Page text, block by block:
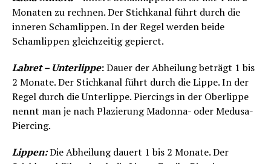
Monaten zu rechnen. Der Stichkanal führt durch die
inneren Schamlippen. In der Regel werden beide
Schamlippen gleichzeitig gepierct.
Labret – Unterlippe:Dauer der Abheilung beträgt 1 bis
2 Monate. Der Stichkanal führt durch die Lippe. In der
Regel durch die Unterlippe. Piercings in der Oberlippe
nennt man je nach Plazierung Madonna- oder Medusa-
Piercing.
Lippen:Die Abheilung dauert 1 bis 2 Monate. Der